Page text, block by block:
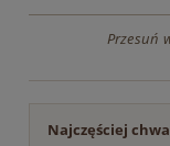
Przesuń
Najczęściej